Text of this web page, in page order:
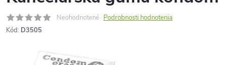
Neohodnotené Podrobnosti hodnotenia
Kód: D3505